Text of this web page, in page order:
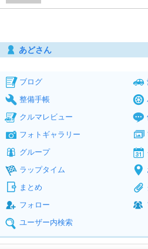
あどさん
ブログ
整備手帳
クルマレビュー
フォトギャラリー
グループ
ラップタイム
まとめ
フォロー
ユーザー内検索